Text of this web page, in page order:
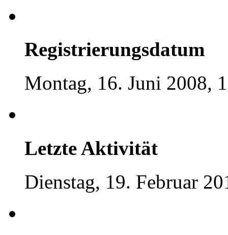
Registrierungsdatum
Montag, 16. Juni 2008,
Letzte Aktivität
Dienstag, 19. Februar